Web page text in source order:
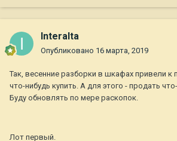
Interalta
Опубликовано 16 марта, 2019
Так, весенние разборки в шкафах привели к
что-нибудь купить. А для этого - продать
Буду обновлять по мере раскопок.
Лот первый.